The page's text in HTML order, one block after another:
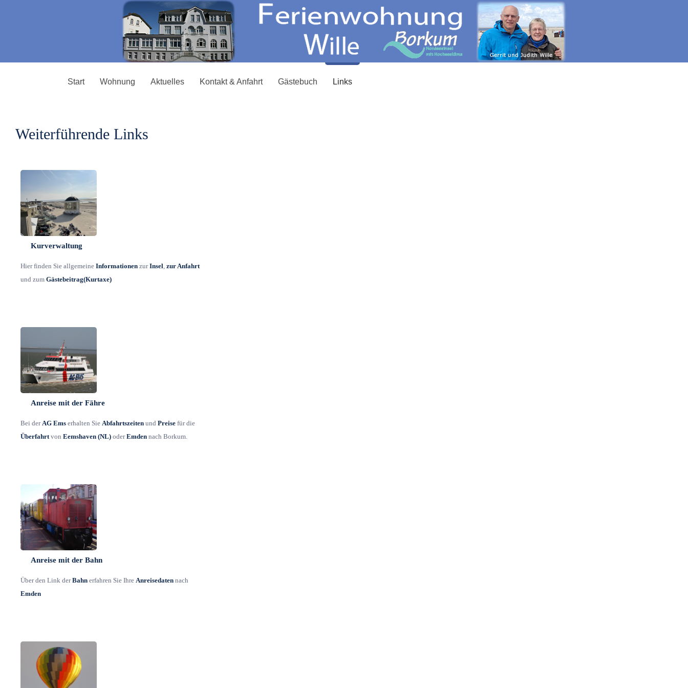
Start Wohnung Aktuelles Kontakt & Anfahrt Gästebuch Links
Weiterführende Links
Kurverwaltung
Hier finden Sie allgemeine Informationen zurInsel, zur Anfahrt
und zum Gästebeitrag(Kurtaxe)
Anreise mit der Fähre
Bei derAG Ems erhalten Sie Abfahrtszeiten und Preise für die
Überfahrtvon Eemshaven (NL) oderEmden nach Borkum.
Anreise mit der Bahn
Über den Link derBahn erfahren Sie Ihre Anreisedaten nach
Emden